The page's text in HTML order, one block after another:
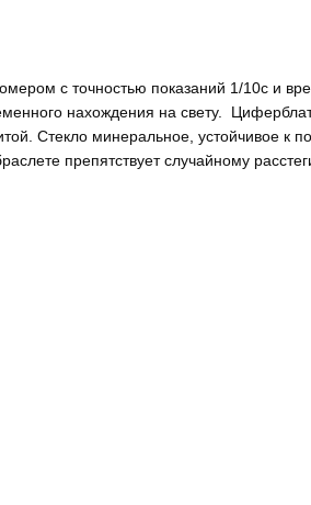
с точностью показаний 1/10с и
нахождения на свету.
Стекло минеральное, устойчивое к
препятствует случайному